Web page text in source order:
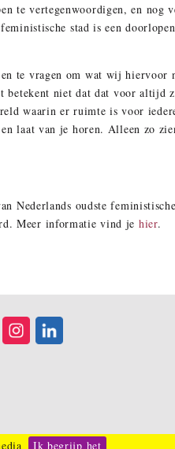
Ik begrijp het
te vertegenwoordigen, en nog
stad is een
te vragen om wat wij hiervoor
betekent niet dat dat voor altijd
waarin er ruimte is voor
laat van je horen. Alleen zo
Nederlands oudste
Meer informatie vind je hier.